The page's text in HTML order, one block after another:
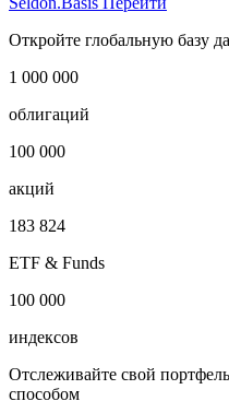
Откройте глобальную базу
1 000 000
облигаций
100 000
акций
183 824
ETF & Funds
100 000
индексов
Отслеживайте свой
способом